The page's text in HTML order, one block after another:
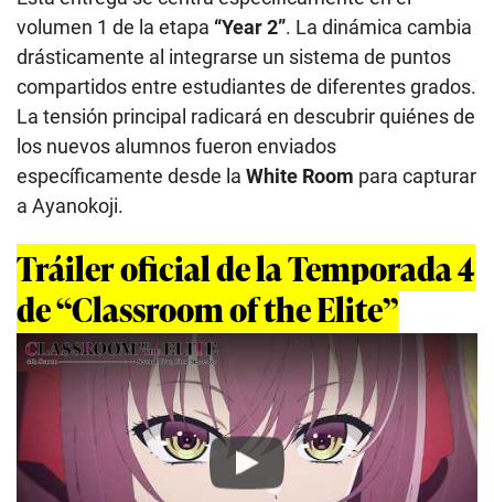
volumen 1 de la etapa “Year 2”. La dinámica cambia
drásticamente al integrarse un sistema de puntos
compartidos entre estudiantes de diferentes grados.
La tensión principal radicará en descubrir quiénes de
los nuevos alumnos fueron enviados
específicamente desde la White Room para capturar
a Ayanokoji.
Tráiler oficial de la Temporada 4
de “Classroom of the Elite”
Play